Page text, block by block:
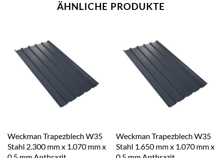
ÄHNLICHE PRODUKTE
Weckman Trapezblech W35
Stahl 2.300 mm x 1.070 mm x
Weckman Trapezblech W35
Stahl 1.650 mm x 1.070 mm x